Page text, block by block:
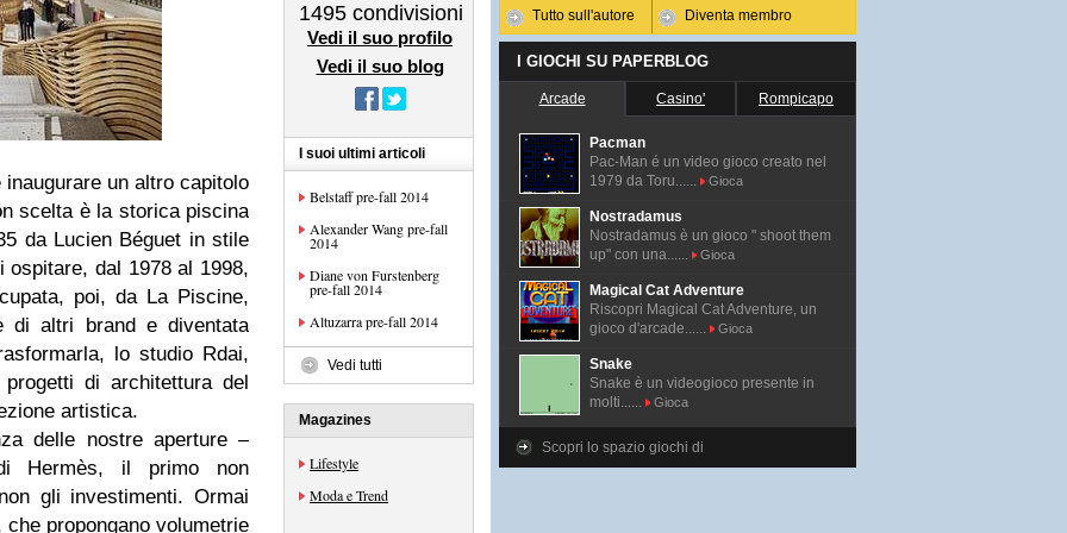
un altro capitolo
scelta è la storica piscina
da Lucien Béguet in stile
dal 1978 al 1998,
poi, da La Piscine,
di altri brande diventata
lo studio Rdai,
di architettura del
artistica.
delle nostre aperture –
Hermès, il primo non
gli investimenti. Ormai
che propongano volumetrie
1495 condivisioni
Vedi il suo profilo
Vedi il suo blog
I suoi ultimi articoli
Belstaff pre-fall 2014
Alexander Wang pre-fall
2014
Diane von Furstenberg
pre-fall 2014
Altuzarra pre-fall 2014
Vedi tutti
Magazines
Lifestyle
Moda e Trend
Tutto sull'autore Diventa membro
I GIOCHI SU PAPERBLOG
Arcade Casino' Rompicapo
Pacman
Pac-Man é un video gioco creato nel
1979 da Toru......
Gioca
Nostradamus
Nostradamus è un gioco " shoot them
up" con una......
Gioca
Magical Cat Adventure
Riscopri Magical Cat Adventure, un
gioco d'arcade......
Gioca
Snake
Snake è un videogioco presente in
molti......
Gioca
Scopri lo spazio giochi di